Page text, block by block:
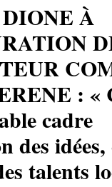
À
: «
cadre
des idées,
talents